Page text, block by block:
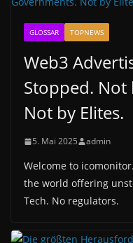
GLOSSAR TOPNEWS
Web3
Stopped. Not
Not by Elites.
5. Mai 2025 admin
Welcome to
the world offering
Tech. No regulators.